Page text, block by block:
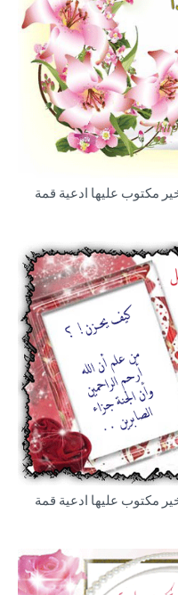
صباح الخير مكتوب عليها ادعية قمة
صباح الخير مكتوب عليها ادعية قمة